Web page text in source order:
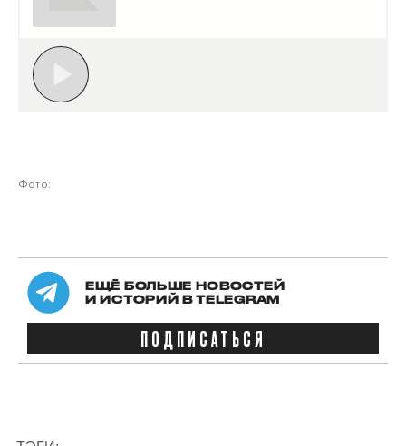
Фото:
ЕЩЁ БОЛЬШЕ НОВОСТЕЙ
И ИСТОРИЙ В TELEGRAM
ПОДПИСАТЬСЯ